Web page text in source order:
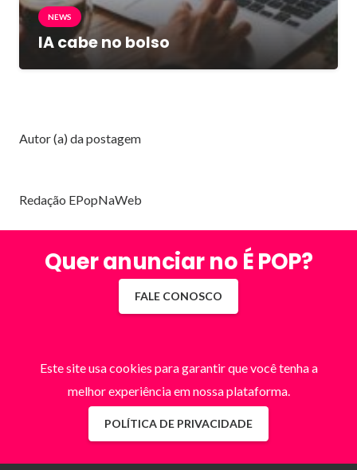
NEWS
IA cabe no bolso
Autor (a) da postagem
Redação EPopNaWeb
Quer anunciar no É POP?
FALE CONOSCO
Este site usa cookies para garantir que você tenha a
melhor experiência em nossa plataforma.
POLÍTICA DE PRIVACIDADE